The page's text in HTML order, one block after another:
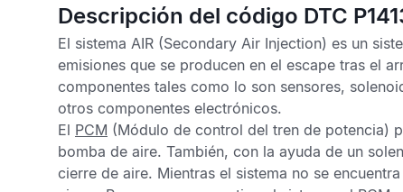
Descripción del código DTC
El sistema AIR (Secondary Air Injection) es un
emisiones que se producen en el escape tras el
componentes tales como lo son sensores,
otros componentes electrónicos.
El PCM (Módulo de control del tren de potencia)
bomba de aire. También, con la ayuda de un
cierre de aire. Mientras el sistema no se